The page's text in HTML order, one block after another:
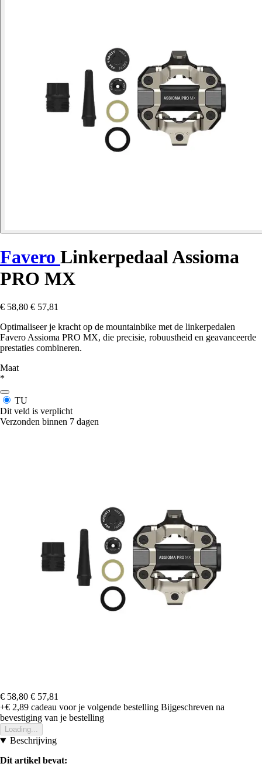
Favero Linkerpedaal Assioma
PRO MX
€ 58,80 € 57,81
Optimaliseer je kracht op de mountainbike met de linkerpedalen
Favero Assioma PRO MX, die precisie, robuustheid en geavanceerde
prestaties combineren.
Maat
*
TU
Dit veld is verplicht
Verzonden binnen 7 dagen
€ 58,80 € 57,81
+€ 2,89 cadeau voor je volgende bestelling Bijgeschreven na
bevestiging van je bestelling
Loading...
Beschrijving
Dit artikel bevat: